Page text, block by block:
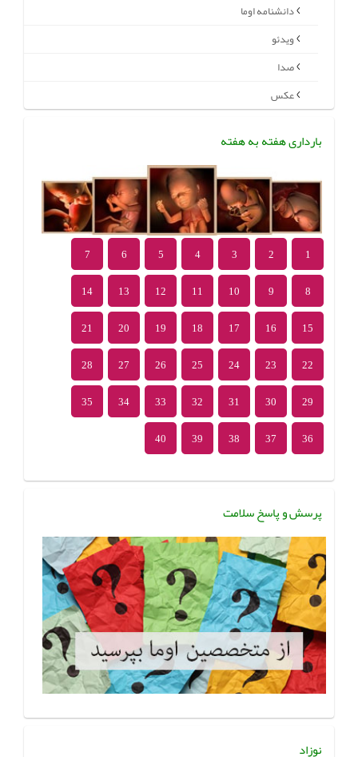
دانشنامه اوما
ویدئو
صدا
عکس
بارداری هفته به هفته
1
2
3
4
5
6
7
8
9
10
11
12
13
14
15
16
17
18
19
20
21
22
23
24
25
26
27
28
29
30
31
32
33
34
35
36
37
38
39
40
پرسش و پاسخ سلامت
نوزاد